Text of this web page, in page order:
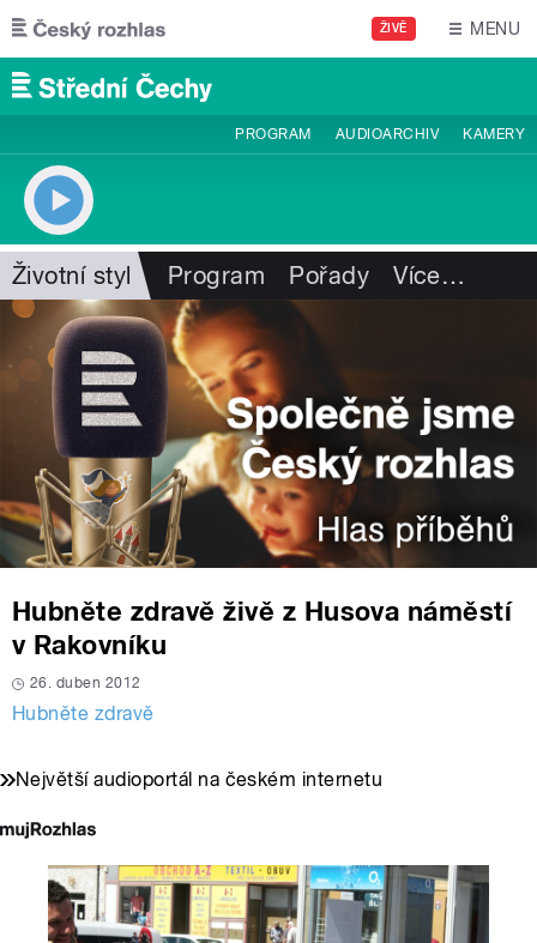
Přejít k hlavnímu obsahu
ŽIVĚ MENU
PROGRAM AUDIOARCHIV KAMERY
Životní styl Program Pořady Více…
Hubněte zdravě živě z Husova náměstí
v Rakovníku
26. duben 2012
Hubněte zdravě
Největší audioportál na českém internetu